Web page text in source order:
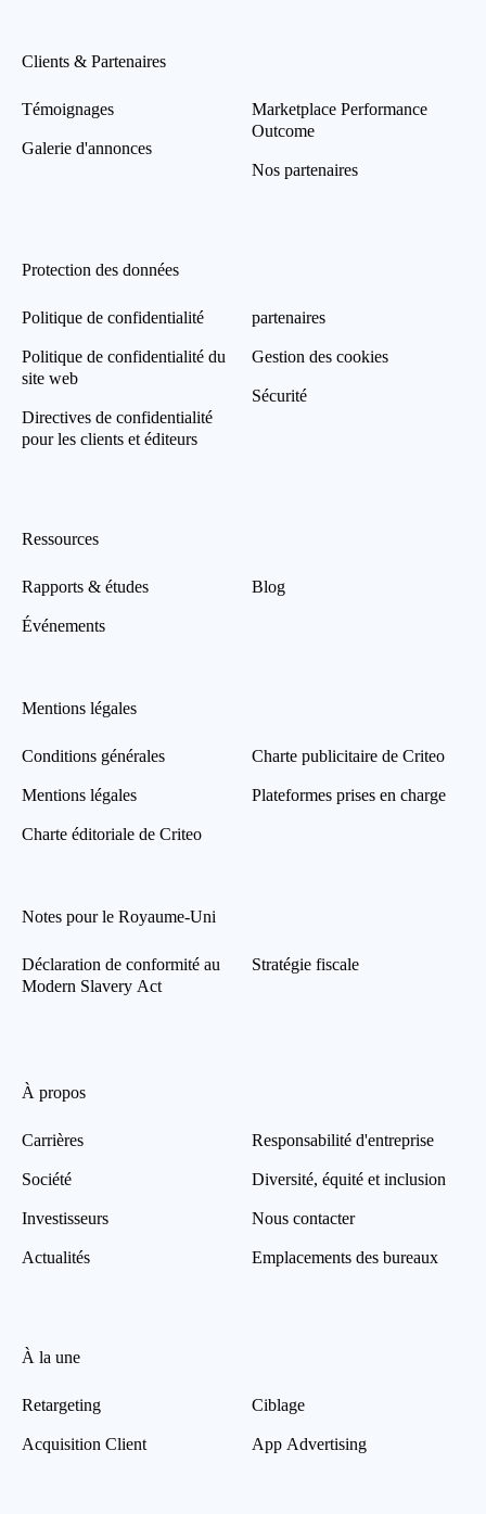
Clients & Partenaires
Témoignages
Galerie d'annonces
Marketplace Performance
Outcome
Nos partenaires
Protection des données
Politique de confidentialité
Politique de confidentialité du
site web
Directives de confidentialité
pour les clients et éditeurs
partenaires
Gestion des cookies
Sécurité
Ressources
Rapports & études
Événements
Blog
Mentions légales
Conditions générales
Mentions légales
Charte éditoriale de Criteo
Charte publicitaire de Criteo
Plateformes prises en charge
Notes pour le Royaume-Uni
Déclaration de conformité au
Modern Slavery Act
Stratégie fiscale
À propos
Carrières
Société
Investisseurs
Actualités
Responsabilité d'entreprise
Diversité, équité et inclusion
Nous contacter
Emplacements des bureaux
À la une
Retargeting
Acquisition Client
Ciblage
App Advertising